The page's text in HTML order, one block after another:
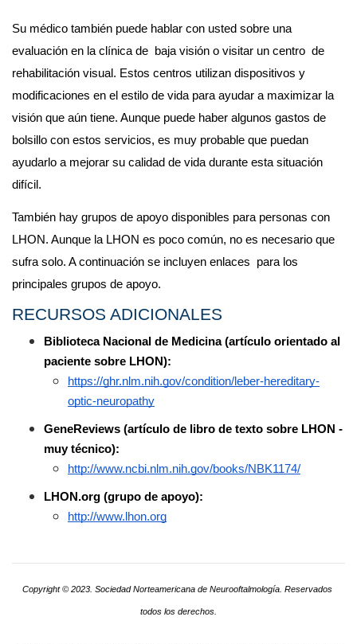
Su médico también puede hablar con usted sobre una
evaluación en la clínica de  baja visión o visitar un centro  de
rehabilitación visual. Estos centros utilizan dispositivos y
modificaciones en el estilo de vida para ayudar a maximizar la
visión que aún tiene. Aunque puede haber algunos gastos de
bolsillo con estos servicios, es muy probable que puedan
ayudarlo a mejorar su calidad de vida durante esta situación
difícil.
También hay grupos de apoyo disponibles para personas con
LHON. Aunque la LHON es poco común, no es necesario que
sufra solo. A continuación se incluyen enlaces  para los
principales grupos de apoyo.
RECURSOS ADICIONALES
Biblioteca Nacional de Medicina (artículo orientado al
paciente sobre LHON):
https://ghr.nlm.nih.gov/condition/leber-hereditary-
optic-neuropathy
GeneReviews (artículo de libro de texto sobre LHON -
muy técnico):
http://www.ncbi.nlm.nih.gov/books/NBK1174/
LHON.org (grupo de apoyo):
http://www.lhon.org
Copyright © 2023. Sociedad Norteamericana de Neurooftalmología. Reservados
todos los derechos.